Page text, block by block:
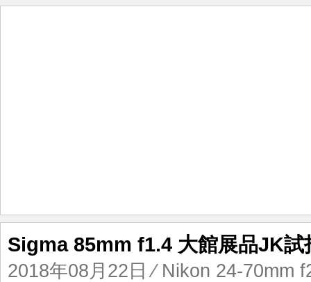
Sigma 85mm f1.4 大館展品JK試
2018年08月22日 ⁄ Nikon 24-70mm